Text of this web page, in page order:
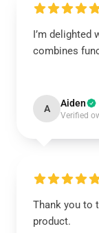
I’m
combines
A Aiden
Verified
Thank you to
product.